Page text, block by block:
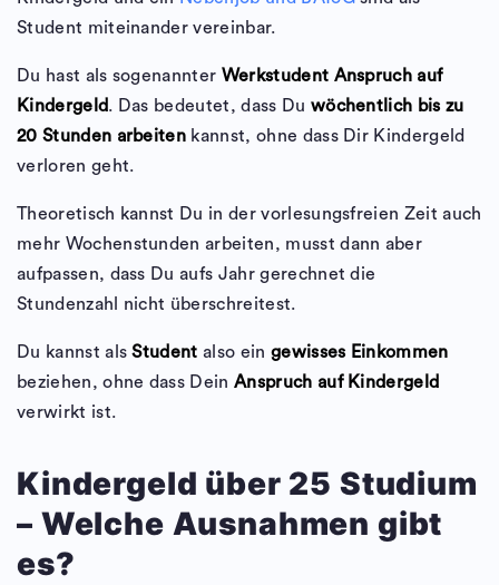
Student miteinander vereinbar.
Du hast als sogenannter Werkstudent Anspruch auf
Kindergeld. Das bedeutet, dass Du wöchentlich bis zu
20 Stunden arbeiten kannst, ohne dass Dir Kindergeld
verloren geht.
Theoretisch kannst Du in der vorlesungsfreien Zeit auch
mehr Wochenstunden arbeiten, musst dann aber
aufpassen, dass Du aufs Jahr gerechnet die
Stundenzahl nicht überschreitest.
Du kannst alsStudent also ein gewisses Einkommen
beziehen, ohne dass DeinAnspruch auf Kindergeld
verwirkt ist.
Kindergeld über 25 Studium
– Welche Ausnahmen gibt
es?